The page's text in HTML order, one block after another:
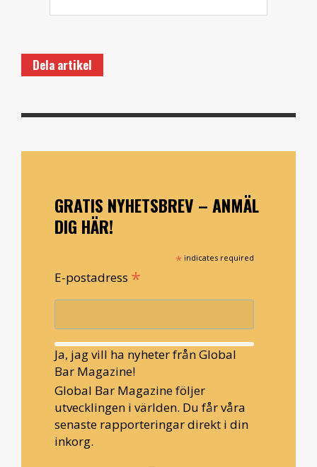
Dela artikel
GRATIS NYHETSBREV – ANMÄL
DIG HÄR!
* indicates required
E-postadress *
Ja, jag vill ha nyheter från Global
Bar Magazine!
Global Bar Magazine följer
utvecklingen i världen. Du får våra
senaste rapporteringar direkt i din
inkorg.